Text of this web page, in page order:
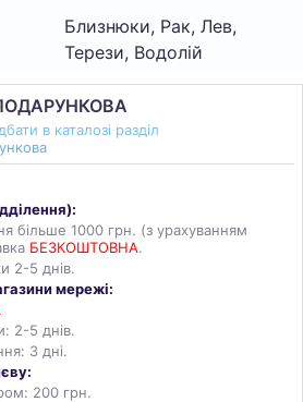
Близнюки, Рак, Лев,
Терези, Водолій
в каталозі разділ
):
більше 1000 грн. (з урахуванням
БЕЗКОШТОВНА.
2-5 днів.
мережі:
2-5 днів.
3 дні.
200 грн.